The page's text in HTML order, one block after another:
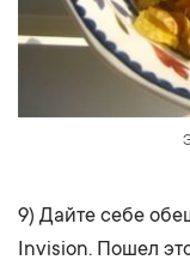
9) Дайте себе
Invision. Пошел